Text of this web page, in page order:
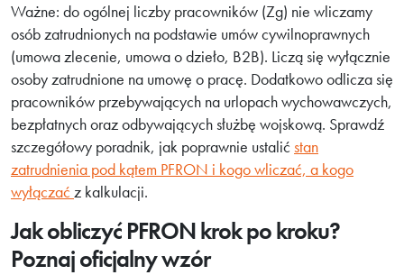
Ważne: do ogólnej liczby pracowników (Zg) nie wliczamy
osób zatrudnionych na podstawie umów cywilnoprawnych
(umowa zlecenie, umowa o dzieło, B2B). Liczą się wyłącznie
osoby zatrudnione na umowę o pracę. Dodatkowo odlicza się
pracowników przebywających na urlopach wychowawczych,
bezpłatnych oraz odbywających służbę wojskową. Sprawdź
szczegółowy poradnik, jak poprawnie ustalićstan
zatrudnienia pod kątem PFRON i kogo wliczać, a kogo
wyłączaćz kalkulacji.
Jak obliczyć PFRON krok po kroku?
Poznaj oficjalny wzór